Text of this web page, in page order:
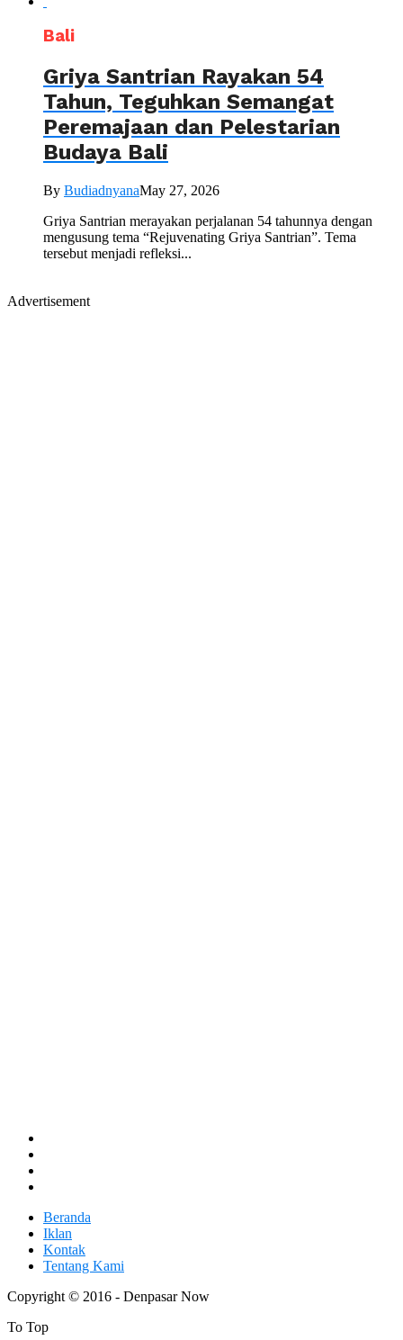
Bali
Griya Santrian Rayakan 54
Tahun, Teguhkan Semangat
Peremajaan dan Pelestarian
Budaya Bali
By BudiadnyanaMay 27, 2026
Griya Santrian merayakan perjalanan 54 tahunnya dengan
mengusung tema “Rejuvenating Griya Santrian”. Tema
tersebut menjadi refleksi...
Advertisement
Beranda
Iklan
Kontak
Tentang Kami
Copyright © 2016 - Denpasar Now
To Top